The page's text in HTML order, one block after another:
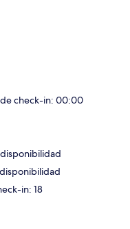
de check-in: 00:00
in: 18